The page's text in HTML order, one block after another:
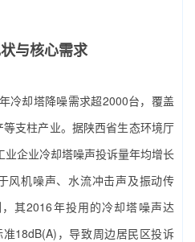
与核心需求
冷却塔降噪需求超2000台，覆盖
支柱产业。据陕西省生态环境厅
企业冷却塔噪声投诉量年均增长
风机噪声、水流冲击声及振动传
其2016年投用的冷却塔噪声达
18dB(A)，导致周边居民区投诉